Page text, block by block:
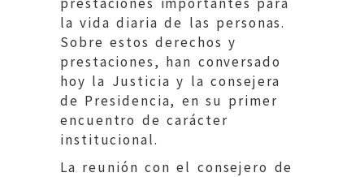
la vida diaria de las personas.
Sobre estos derechos y
prestaciones, han conversado
hoy la Justicia y la consejera
de Presidencia, en su primer
encuentro de carácter
institucional.
La reunión con el consejero de